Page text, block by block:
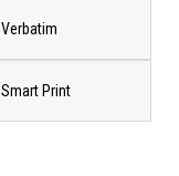
Verbatim
Smart Print